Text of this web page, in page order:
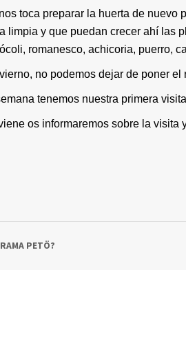
toca preparar la huerta de
limpia y que puedan crecer ahí las
romanesco, achicoria, puerro,
no podemos dejar de poner
tenemos nuestra primera
os informaremos sobre la visita
PETÖ?